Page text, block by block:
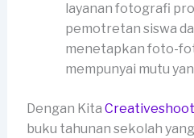
layanan fotografi
pemotretan siswa
menetapkan foto-
mempunyai mutu
Dengan Kita Creativeshoot
buku tahunan sekolah